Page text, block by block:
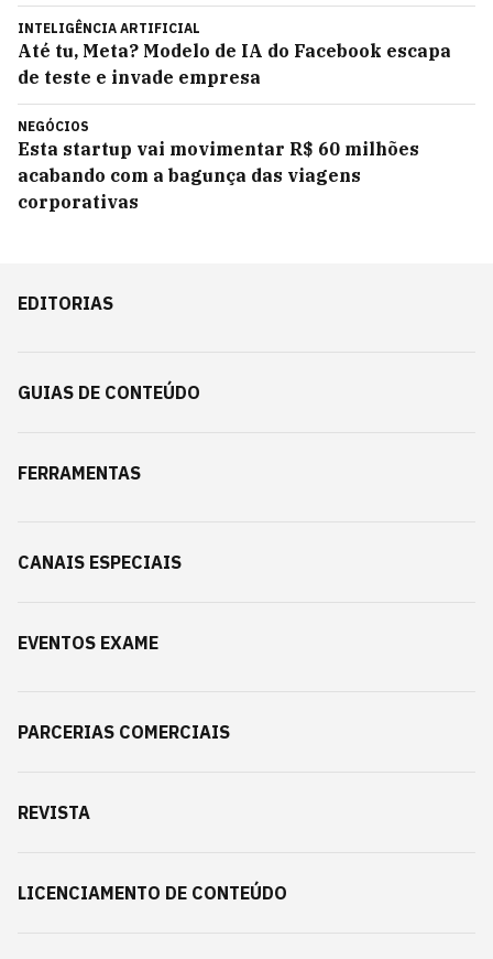
INTELIGÊNCIA ARTIFICIAL
Até tu, Meta? Modelo de IA do Facebook escapa
de teste e invade empresa
NEGÓCIOS
Esta startup vai movimentar R$ 60 milhões
acabando com a bagunça das viagens
corporativas
EDITORIAS
GUIAS DE CONTEÚDO
FERRAMENTAS
CANAIS ESPECIAIS
EVENTOS EXAME
PARCERIAS COMERCIAIS
REVISTA
LICENCIAMENTO DE CONTEÚDO